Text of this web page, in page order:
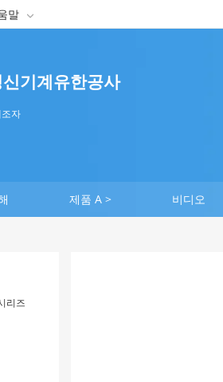
말 
기계유한공사
자
제품 A > 비디오
리즈